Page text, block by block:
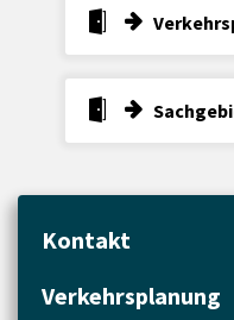
Kontakt
Verkehrsplanung